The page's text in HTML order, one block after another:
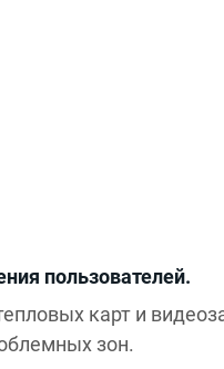
пользователей.
карт и
зон.